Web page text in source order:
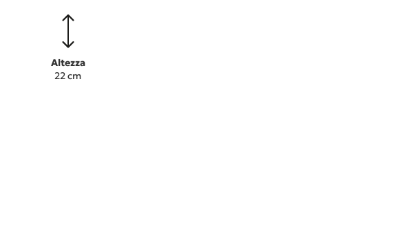
Altezza
22 cm